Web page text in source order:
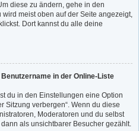
diese zu ändern, gehe in den
wird meist oben auf der Seite angezeigt,
Dort kannst du alle deine
in der Online-Liste
du in den Einstellungen eine Option
Sitzung verbergen“. Wenn du diese
Moderatoren und du selbst
als unsichtbarer Besucher gezählt.